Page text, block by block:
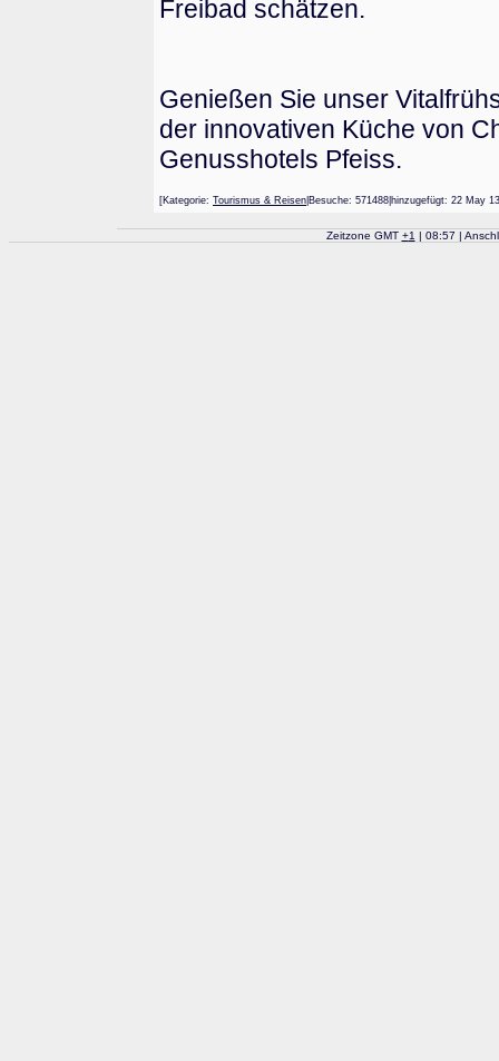
Freibad schätzen.
Genießen Sie unser
der innovativen Küche von
Genusshotels Pfeiss.
[Kategorie: Tourismus & Reisen |Besuche: 571488|hinzugefügt: 22
Zeitzone GMT +1 | 08:57 |